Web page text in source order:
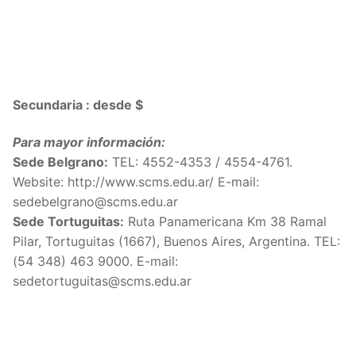
Secundaria : desde $
Para mayor información:
Sede Belgrano: TEL: 4552-4353 / 4554-4761.
Website: http://www.scms.edu.ar/ E-mail:
sedebelgrano@scms.edu.ar
Sede Tortuguitas: Ruta Panamericana Km 38 Ramal
Pilar, Tortuguitas (1667), Buenos Aires, Argentina. TEL:
(54 348) 463 9000. E-mail:
sedetortuguitas@scms.edu.ar